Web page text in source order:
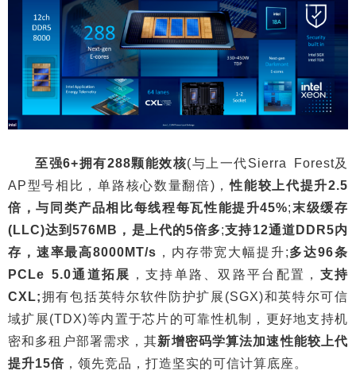
至强6+拥有288颗能效核(与上一代Sierra Forest及
AP型号相比，单路核心数量翻倍)，性能较上代提升2.5
倍，与同类产品相比每线程每瓦性能提升45%;末级缓存
(LLC)达到576MB，是上代的5倍多;支持12通道DDR5内
存，速率最高8000MT/s ，内存带宽大幅提升;多达96条
PCLe 5.0通道拓展 ，支持单路、双路平台配置， 支持
CXL;拥有包括英特尔软件防护扩展(SGX)和英特尔可信
域扩展(TDX)等内置于芯片的可靠性机制，更好地支持机
密和多租户部署需求，其新增密码学算法加速性能较上代
提升15倍 ，领先竞品，打造坚实的可信计算底座。